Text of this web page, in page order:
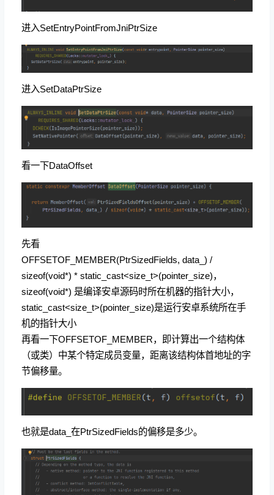
进入SetEntryPointFromJniPtrSize
进入SetDataPtrSize
看一下DataOffset
先看
OFFSETOF_MEMBER(PtrSizedFields, data_) /
sizeof(void*) * static_cast<size_t>(pointer_size)，
sizeof(void*) 是编译安卓源码时所在机器的指针大小，
static_cast<size_t>(pointer_size)是运行安卓系统所在手
机的指针大小
再看一下OFFSETOF_MEMBER，即计算出一个结构体
（或类）中某个特定成员变量，距离该结构体首地址的字
节偏移量。
也就是data_在PtrSizedFields的偏移是多少。